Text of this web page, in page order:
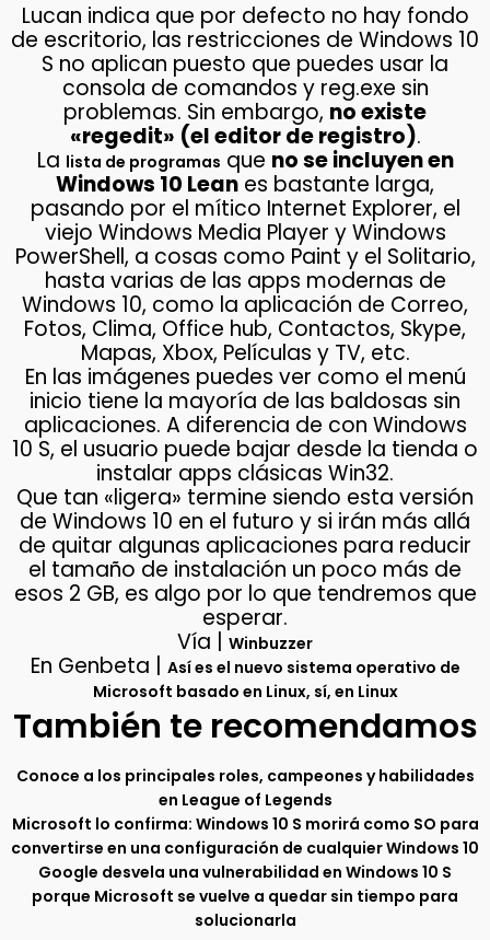
Lucan indica que por defecto no hay fondo
de escritorio, las restricciones de Windows 10
S no aplican puesto que puedes usar la
consola de comandos y reg.exe sin
problemas. Sin embargo, no existe
«regedit» (el editor de registro).
La lista de programas que no se incluyen en
Windows 10 Lean es bastante larga,
pasando por el mítico Internet Explorer, el
viejo Windows Media Player y Windows
PowerShell, a cosas como Paint y el Solitario,
hasta varias de las apps modernas de
Windows 10, como la aplicación de Correo,
Fotos, Clima, Office hub, Contactos, Skype,
Mapas, Xbox, Películas y TV, etc.
En las imágenes puedes ver como el menú
inicio tiene la mayoría de las baldosas sin
aplicaciones. A diferencia de con Windows
10 S, el usuario puede bajar desde la tienda o
instalar apps clásicas Win32.
Que tan «ligera» termine siendo esta versión
de Windows 10 en el futuro y si irán más allá
de quitar algunas aplicaciones para reducir
el tamaño de instalación un poco más de
esos 2 GB, es algo por lo que tendremos que
esperar.
Vía |
Winbuzzer
En Genbeta |
Así es el nuevo sistema operativo de
Microsoft basado en Linux, sí, en Linux
También te recomendamos
Conoce a los principales roles, campeones y habilidades
en League of Legends
Microsoft lo confirma: Windows 10 S morirá como SO para
convertirse en una configuración de cualquier Windows 10
Google desvela una vulnerabilidad en Windows 10 S
porque Microsoft se vuelve a quedar sin tiempo para
solucionarla